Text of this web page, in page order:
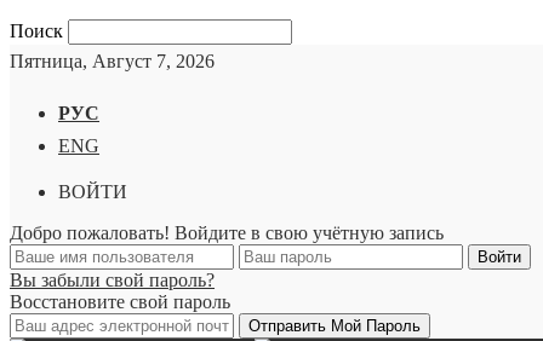
Поиск
Пятница, Август 7, 2026
РУС
ENG
ВОЙТИ
Добро пожаловать! Войдите в свою учётную запись
Вы забыли свой пароль?
Восстановите свой пароль